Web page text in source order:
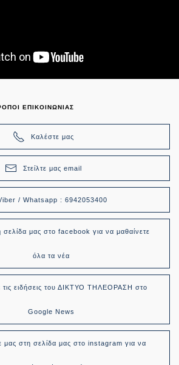
ΕΠΙΚΟΙΝΩΝΙΑΣ
Καλέστε μας
Στείλτε μας email
/ Whatsapp : 6942053400
σελίδα μας στο facebook για να μαθαίνετε
όλα τα νέα
τις ειδήσεις του ΔΙΚΤΥΟ ΤΗΛΕΟΡΑΣΗ στο
Google News
μας στη σελίδα μας στο instagram για να